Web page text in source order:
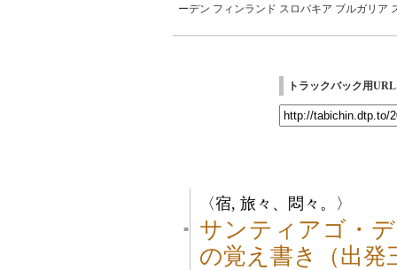
ーデン フィンランド スロバキア ブルガリア
トラックバック用URL
■
〈宿, 旅々、悶々。〉
サンティアゴ・
の覚え書き（出発